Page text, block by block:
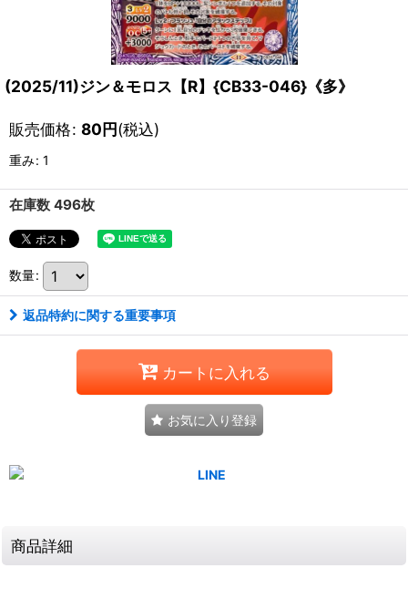
(2025/11)ジン＆モロス【R】{CB33-046}《多》
販売価格: 80円(税込)
重み: 1
在庫数 496枚
数量:
返品特約に関する重要事項
カートに入れる
お気に入り登録
商品詳細